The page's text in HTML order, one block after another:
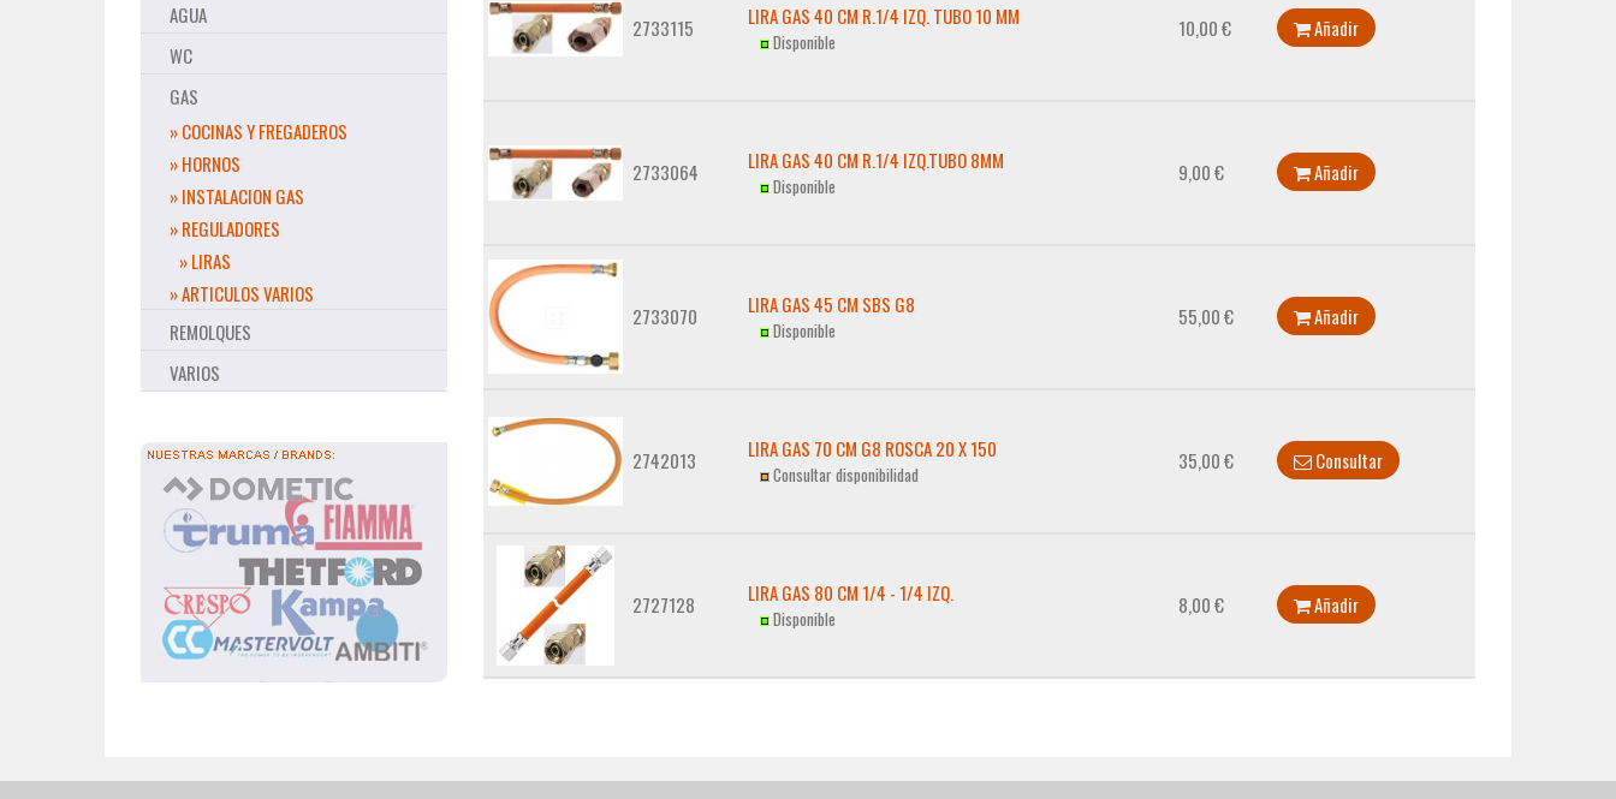
AGUA
WC
GAS
» COCINAS Y FREGADEROS
» HORNOS
» INSTALACION GAS
» REGULADORES
» LIRAS
» ARTICULOS VARIOS
REMOLQUES
VARIOS
2733115 LIRA GAS 40 CM R.1/4 IZQ. TUBO 10 MM
Disponible
10,00 € Añadir
2733064 LIRA GAS 40 CM R.1/4 IZQ.TUBO 8MM
Disponible
9,00 € Añadir
2733070 LIRA GAS 45 CM SBS G8
Disponible
55,00 € Añadir
2742013 LIRA GAS 70 CM G8 ROSCA 20 X 150
Consultar disponibilidad
35,00 € Consultar
2727128 LIRA GAS 80 CM 1/4 - 1/4 IZQ.
Disponible
8,00 € Añadir